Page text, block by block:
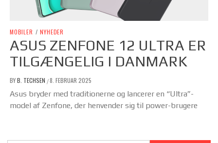
MOBILER / NYHEDER
ASUS ZENFONE 12 ULTRA ER
TILGÆNGELIG I DANMARK
BYB. TECHSEN /8. FEBRUAR 2025
Asus bryder med traditionerne og lancerer en “Ultra”-
model af Zenfone, der henvender sig til power-brugere